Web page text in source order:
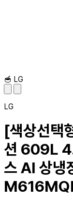
🥣 LG
LG
[색상선택
션 609L 4
스 AI 상냉